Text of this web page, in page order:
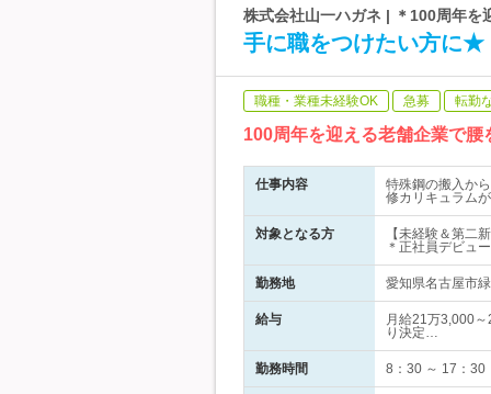
株式会社山一ハガネ | ＊100周年を
手に職をつけたい方に★
職種・業種未経験OK 急募 転勤
100周年を迎える老舗企業で
仕事内容
特殊鋼の搬入か
修カリキュラム
対象となる方
【未経験＆第二
＊正社員デビュ
勤務地 愛知県名古屋市
給与
月給21万3,000
り決定…
勤務時間 8：30 ～ 17：30